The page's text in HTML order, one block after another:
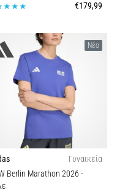
€179,99
Νέο
Γυναικεία
Berlin Marathon 2026 -